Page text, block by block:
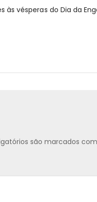
às vésperas do Dia da
são marcados com